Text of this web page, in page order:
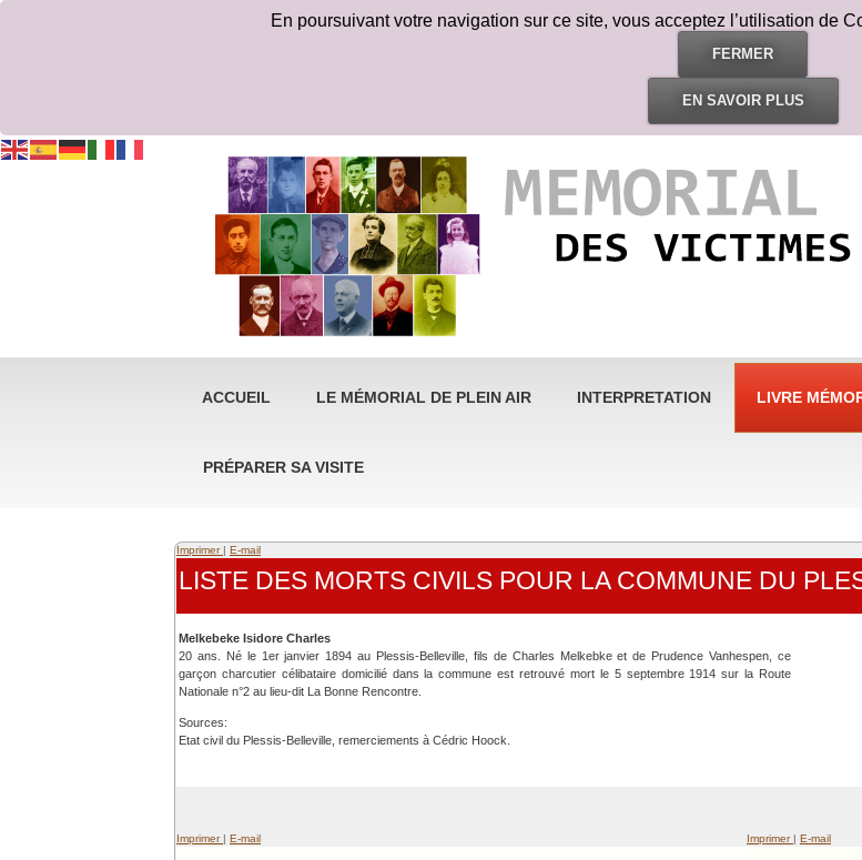
En poursuivant votre navigation sur ce site, vous acceptez l’utilisation de
FERMER
EN SAVOIR PLUS
ACCUEIL LE MÉMORIAL DE PLEIN AIR INTERPRETATION LIVRE
PRÉPARER SA VISITE
Imprimer | E-mail
LISTE DES MORTS CIVILS POUR LA COMMUNE DU
Melkebeke Isidore Charles
20 ans. Né le 1er janvier 1894 au Plessis-Belleville, fils de Charles Melkebke et de Prudence Vanhespen, ce
garçon charcutier célibataire domicilié dans la commune est retrouvé mort le 5 septembre 1914 sur la Route
Nationale n°2 au lieu-dit La Bonne Rencontre.
Sources:
Etat civil du Plessis-Belleville, remerciements à Cédric Hoock.
Imprimer | E-mail Imprimer | E-mail